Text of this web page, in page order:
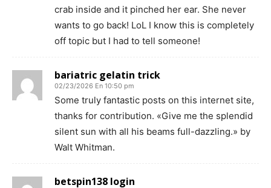
crab inside and it pinched her ear. She never
wants to go back! LoL I know this is completely
off topic but I had to tell someone!
bariatric gelatin trick
02/23/2026 En 10:50 pm
Some truly fantastic posts on this internet site,
thanks for contribution. «Give me the splendid
silent sun with all his beams full-dazzling.» by
Walt Whitman.
betspin138 login